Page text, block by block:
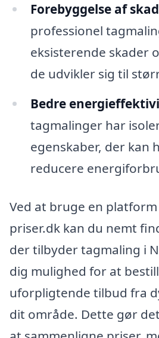
Forebyggelse af
professionel
eksisterende skader
de udvikler sig til
Bedre
tagmalinger har
egenskaber, der kan
reducere
Ved at bruge en
priser.dk kan du nemt
der tilbyder tagmaling i
dig mulighed for at
uforpligtende tilbud fra
dit område. Dette gør